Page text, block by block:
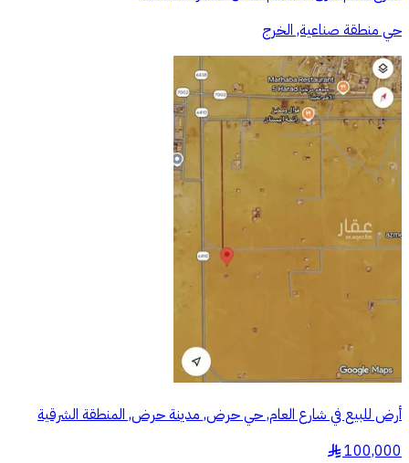
حي منطقة صناعية, الخرج
أرض للبيع في شارع العام, حي حرض, مدينة حرض, المنطقة الشرقية
100,000
§